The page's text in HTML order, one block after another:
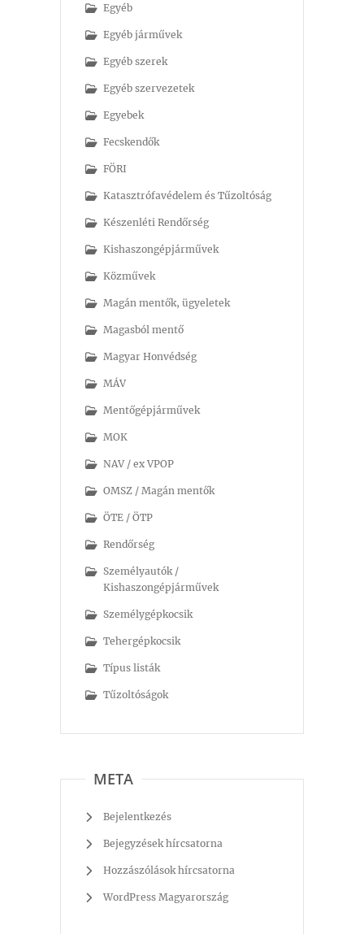
Egyéb
Egyéb járművek
Egyéb szerek
Egyéb szervezetek
Egyebek
Fecskendők
FÖRI
Katasztrófavédelem és Tűzoltóság
Készenléti Rendőrség
Kishaszongépjárművek
Közművek
Magán mentők, ügyeletek
Magasból mentő
Magyar Honvédség
MÁV
Mentőgépjárművek
MOK
NAV / ex VPOP
OMSZ / Magán mentők
ÖTE / ÖTP
Rendőrség
Személyautók /
Kishaszongépjárművek
Személygépkocsik
Tehergépkocsik
Típus listák
Tűzoltóságok
META
Bejelentkezés
Bejegyzések hírcsatorna
Hozzászólások hírcsatorna
WordPress Magyarország